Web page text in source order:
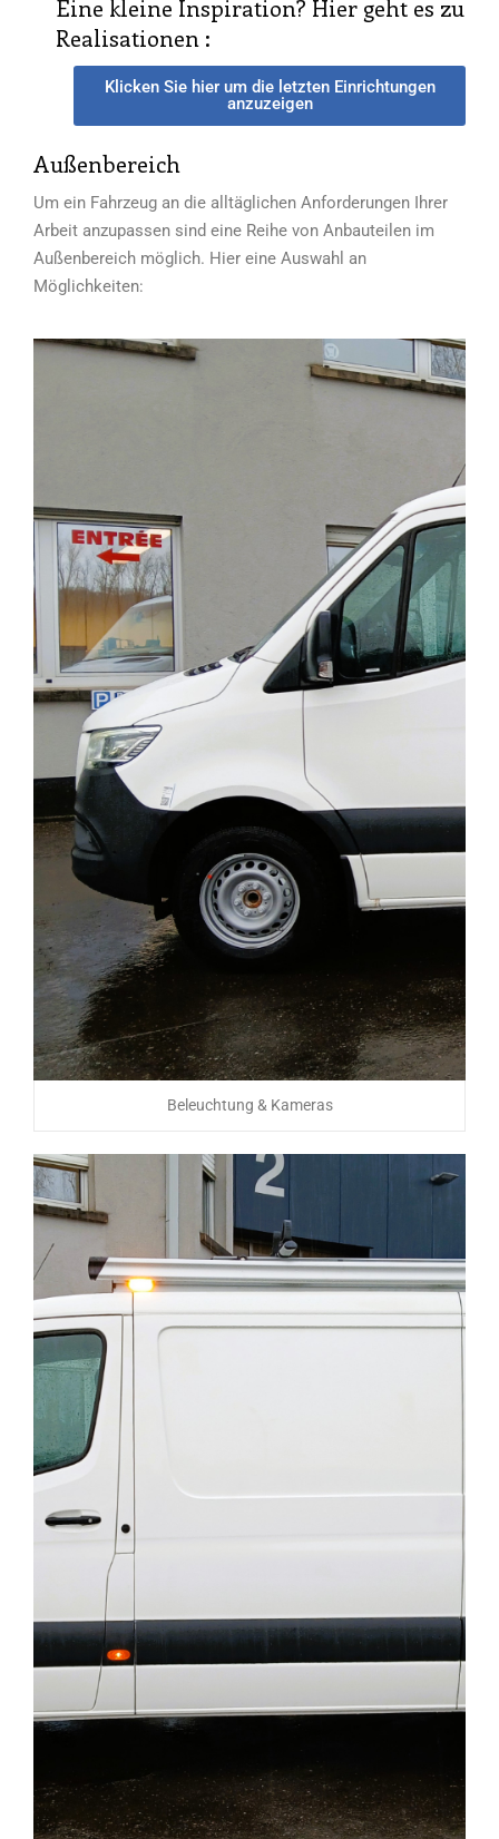
Eine kleine Inspiration? Hier geht es zu
Realisationen :
Klicken Sie hier um die letzten Einrichtungen
anzuzeigen
Außenbereich
Um ein Fahrzeug an die alltäglichen Anforderungen Ihrer
Arbeit anzupassen sind eine Reihe von Anbauteilen im
Außenbereich möglich. Hier eine Auswahl an
Möglichkeiten:
Beleuchtung & Kameras